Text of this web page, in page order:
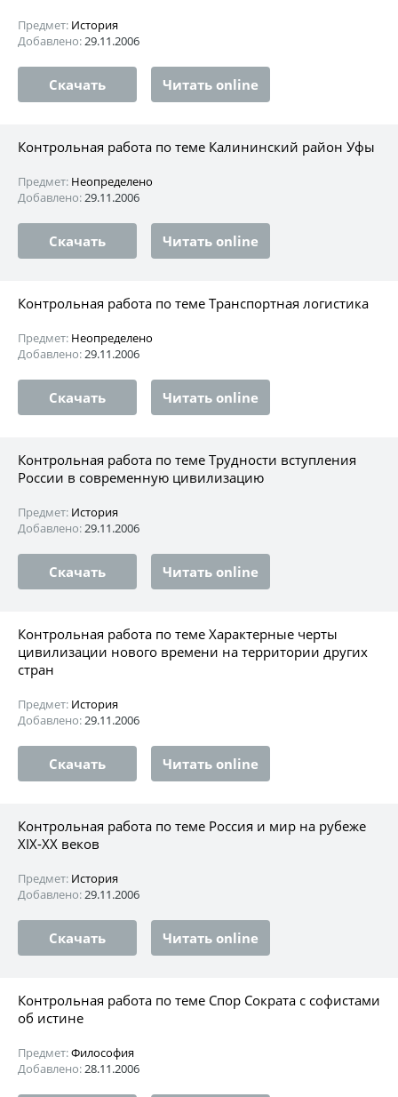
Предмет: История
Добавлено:29.11.2006
Скачать Читать online
Контрольная работа по теме Калининский район Уфы
Предмет: Неопределено
Добавлено:29.11.2006
Скачать Читать online
Контрольная работа по теме Транспортная логистика
Предмет: Неопределено
Добавлено:29.11.2006
Скачать Читать online
Контрольная работа по теме Трудности вступления
России в современную цивилизацию
Предмет: История
Добавлено:29.11.2006
Скачать Читать online
Контрольная работа по теме Характерные черты
цивилизации нового времени на территории других
стран
Предмет: История
Добавлено:29.11.2006
Скачать Читать online
Контрольная работа по теме Россия и мир на рубеже
XIX-XX веков
Предмет: История
Добавлено:29.11.2006
Скачать Читать online
Контрольная работа по теме Спор Сократа с софистами
об истине
Предмет:Философия
Добавлено:28.11.2006